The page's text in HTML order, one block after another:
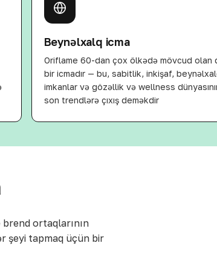
Beynəlxalq icma
Oriflame 60-dan çox ölkədə mövcud olan
bir icmadır — bu, sabitlik, inkişaf,
imkanlar və gözəllik və wellness
son trendlərə çıxış deməkdir
ortaqlarının
şeyi tapmaq üçün bir